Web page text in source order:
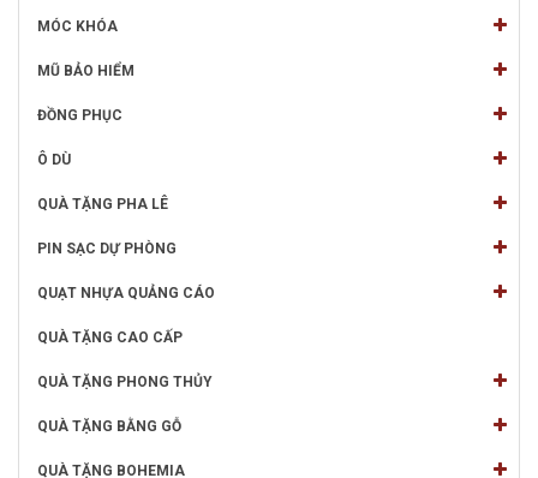
MÓC KHÓA
MŨ BẢO HIỂM
ĐỒNG PHỤC
Ô DÙ
QUÀ TẶNG PHA LÊ
PIN SẠC DỰ PHÒNG
QUẠT NHỰA QUẢNG CÁO
QUÀ TẶNG CAO CẤP
QUÀ TẶNG PHONG THỦY
QUÀ TẶNG BẰNG GỖ
QUÀ TẶNG BOHEMIA